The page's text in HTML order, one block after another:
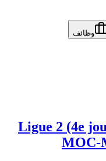
وظائف
Ligue 2 (4e
MOC-